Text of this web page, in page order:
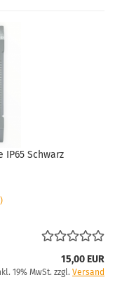
IP65 Schwarz
15,00 EUR
19% MwSt. zzgl. Versand